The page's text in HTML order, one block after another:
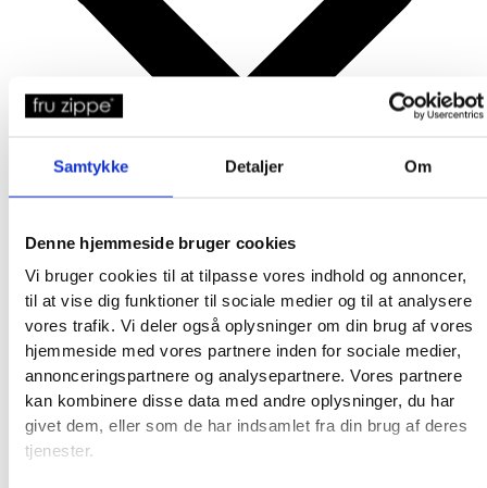
Samtykke Detaljer Om
Denne hjemmeside bruger cookies
Vi bruger cookies til at tilpasse vores indhold og annoncer,
til at vise dig funktioner til sociale medier og til at analysere
vores trafik. Vi deler også oplysninger om din brug af vores
hjemmeside med vores partnere inden for sociale medier,
annonceringspartnere og analysepartnere. Vores partnere
kan kombinere disse data med andre oplysninger, du har
givet dem, eller som de har indsamlet fra din brug af deres
tjenester.
Produkter